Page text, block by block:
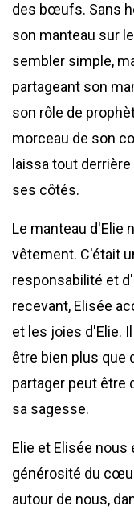
des bœufs. Sans
son manteau sur
sembler simple,
partageant son
son rôle de
morceau de son
laissa tout
ses côtés.
Le manteau d'Elie
vêtement. C'était
responsabilité et
recevant, Elisée
et les joies d'Elie.
être bien plus que
partager peut être
sa sagesse.
Elie et Elisée
générosité du
autour de nous,